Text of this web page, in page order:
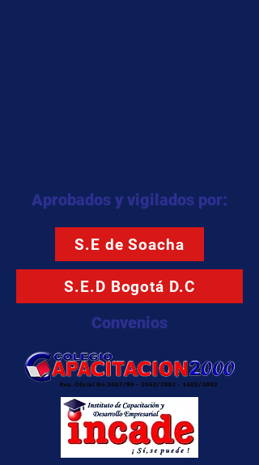
Aprobados y vigilados por:
S.E de Soacha
S.E.D Bogotá D.C
Convenios